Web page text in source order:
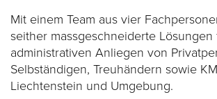
Mit einem Team aus vier
seither massgeschneiderte
administrativen Anliegen von
Selbständigen, Treuhändern sowie
Liechtenstein und Umgebung.